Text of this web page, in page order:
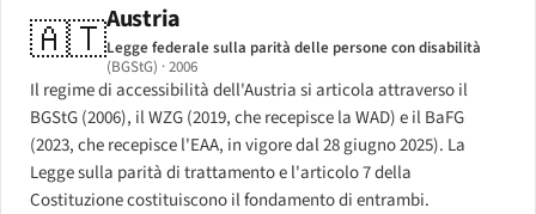
🇦🇹Austria
Legge federale sulla parità delle persone con disabilità
(BGStG) · 2006
Il regime di accessibilità dell'Austria si articola attraverso il
BGStG (2006), il WZG (2019, che recepisce la WAD) e il BaFG
(2023, che recepisce l'EAA, in vigore dal 28 giugno 2025). La
Legge sulla parità di trattamento e l'articolo 7 della
Costituzione costituiscono il fondamento di entrambi.